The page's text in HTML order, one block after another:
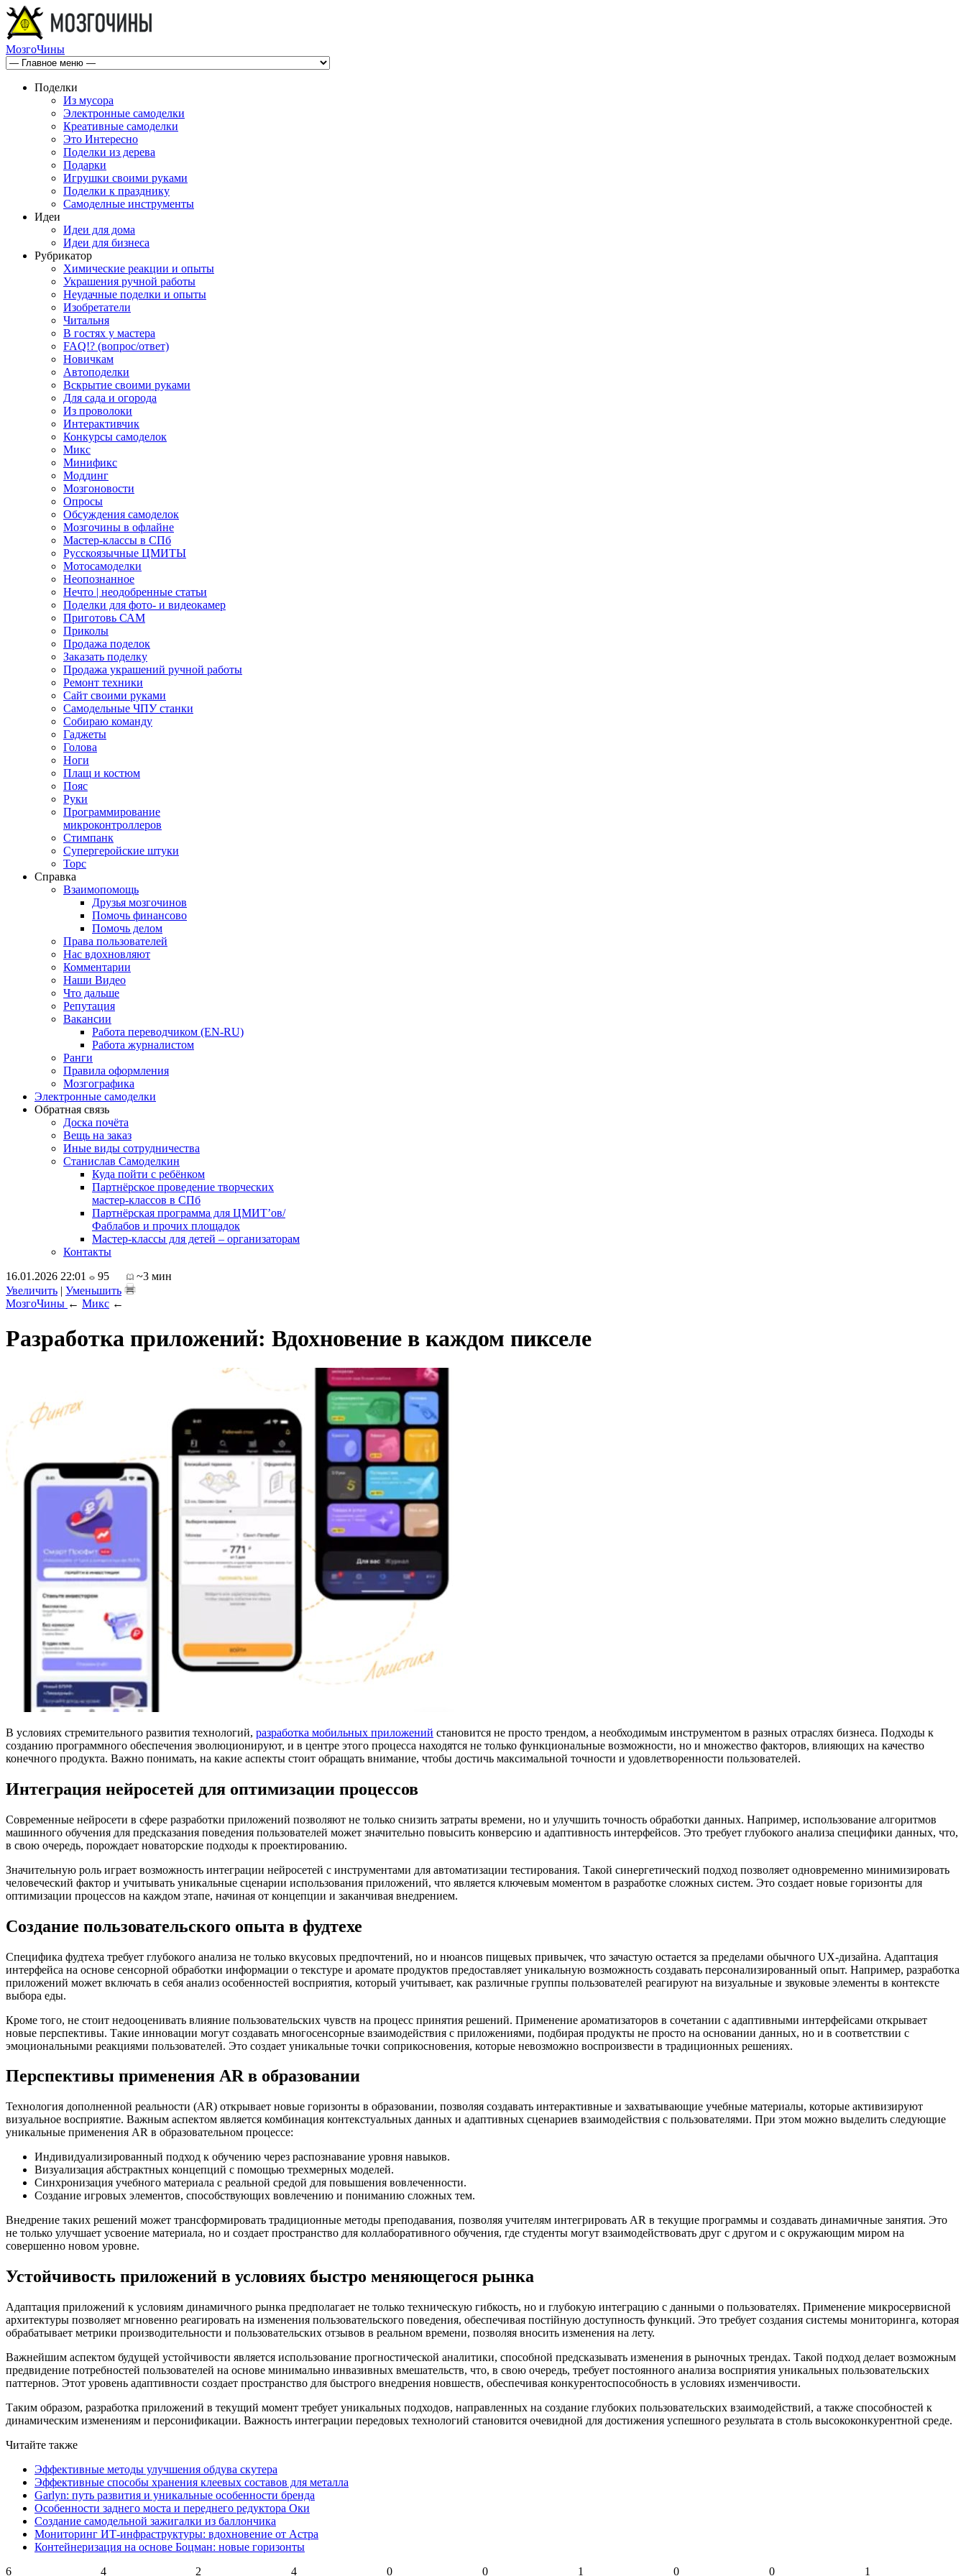
МозгоЧины
Поделки
Из мусора
Электронные самоделки
Креативные самоделки
Это Интересно
Поделки из дерева
Подарки
Игрушки своими руками
Поделки к празднику
Самоделные инструменты
Идеи
Идеи для дома
Идеи для бизнеса
Рубрикатор
Химические реакции и опыты
Украшения ручной работы
Неудачные поделки и опыты
Изобретатели
Читальня
В гостях у мастера
FAQ!? (вопрос/ответ)
Новичкам
Автоподелки
Вскрытие своими руками
Для сада и огорода
Из проволоки
Интерактивчик
Конкурсы самоделок
Микс
Минификс
Моддинг
Мозгоновости
Опросы
Обсуждения самоделок
Мозгочины в офлайне
Мастер-классы в СПб
Русскоязычные ЦМИТЫ
Мотосамоделки
Неопознанное
Нечто | неодобренные статьи
Поделки для фото- и видеокамер
Приготовь САМ
Приколы
Продажа поделок
Заказать поделку
Продажа украшений ручной работы
Ремонт техники
Сайт своими руками
Самодельные ЧПУ станки
Собираю команду
Гаджеты
Голова
Ноги
Плащ и костюм
Пояс
Руки
Программирование
микроконтроллеров
Стимпанк
Супергеройские штуки
Торс
Справка
Взаимопомощь
Друзья мозгочинов
Помочь финансово
Помочь делом
Права пользователей
Нас вдохновляют
Комментарии
Наши Видео
Что дальше
Репутация
Вакансии
Работа переводчиком (EN-RU)
Работа журналистом
Ранги
Правила оформления
Мозгографика
Электронные самоделки
Обратная связь
Доска почёта
Вещь на заказ
Иные виды сотрудничества
Станислав Самоделкин
Куда пойти с ребёнком
Партнёрское проведение творческих
мастер-классов в СПб
Партнёрская программа для ЦМИТ’ов/
Фаблабов и прочих площадок
Мастер-классы для детей – организаторам
Контакты
16.01.2026 22:01
95
~3 мин
Увеличить | Уменьшить
МозгоЧины ← Микс ←
Разработка приложений: Вдохновение в каждом пикселе
В условиях стремительного развития технологий, разработка мобильных приложений становится не просто трендом, а необходимым инструментом в разных отраслях бизнеса. Подходы к
созданию программного обеспечения эволюционируют, и в центре этого процесса находятся не только функциональные возможности, но и множество факторов, влияющих на качество
конечного продукта. Важно понимать, на какие аспекты стоит обращать внимание, чтобы достичь максимальной точности и удовлетворенности пользователей.
Интеграция нейросетей для оптимизации процессов
Современные нейросети в сфере разработки приложений позволяют не только снизить затраты времени, но и улучшить точность обработки данных. Например, использование алгоритмов
машинного обучения для предсказания поведения пользователей может значительно повысить конверсию и адаптивность интерфейсов. Это требует глубокого анализа специфики данных, что,
в свою очередь, порождает новаторские подходы к проектированию.
Значительную роль играет возможность интеграции нейросетей с инструментами для автоматизации тестирования. Такой синергетический подход позволяет одновременно минимизировать
человеческий фактор и учитывать уникальные сценарии использования приложений, что является ключевым моментом в разработке сложных систем. Это создает новые горизонты для
оптимизации процессов на каждом этапе, начиная от концепции и заканчивая внедрением.
Создание пользовательского опыта в фудтехе
Специфика фудтеха требует глубокого анализа не только вкусовых предпочтений, но и нюансов пищевых привычек, что зачастую остается за пределами обычного UX-дизайна. Адаптация
интерфейса на основе сенсорной обработки информации о текстуре и аромате продуктов предоставляет уникальную возможность создавать персонализированный опыт. Например, разработка
приложений может включать в себя анализ особенностей восприятия, который учитывает, как различные группы пользователей реагируют на визуальные и звуковые элементы в контексте
выбора еды.
Кроме того, не стоит недооценивать влияние пользовательских чувств на процесс принятия решений. Применение ароматизаторов в сочетании с адаптивными интерфейсами открывает
новые перспективы. Такие инновации могут создавать многосенсорные взаимодействия с приложениями, подбирая продукты не просто на основании данных, но и в соответствии с
эмоциональными реакциями пользователей. Это создает уникальные точки соприкосновения, которые невозможно воспроизвести в традиционных решениях.
Перспективы применения AR в образовании
Технология дополненной реальности (AR) открывает новые горизонты в образовании, позволяя создавать интерактивные и захватывающие учебные материалы, которые активизируют
визуальное восприятие. Важным аспектом является комбинация контекстуальных данных и адаптивных сценариев взаимодействия с пользователями. При этом можно выделить следующие
уникальные применения AR в образовательном процессе:
Индивидуализированный подход к обучению через распознавание уровня навыков.
Визуализация абстрактных концепций с помощью трехмерных моделей.
Синхронизация учебного материала с реальной средой для повышения вовлеченности.
Создание игровых элементов, способствующих вовлечению и пониманию сложных тем.
Внедрение таких решений может трансформировать традиционные методы преподавания, позволяя учителям интегрировать AR в текущие программы и создавать динамичные занятия. Это
не только улучшает усвоение материала, но и создает пространство для коллаборативного обучения, где студенты могут взаимодействовать друг с другом и с окружающим миром на
совершенно новом уровне.
Устойчивость приложений в условиях быстро меняющегося рынка
Адаптация приложений к условиям динамичного рынка предполагает не только техническую гибкость, но и глубокую интеграцию с данными о пользователях. Применение микросервисной
архитектуры позволяет мгновенно реагировать на изменения пользовательского поведения, обеспечивая постійную доступность функций. Это требует создания системы мониторинга, которая
обрабатывает метрики производительности и пользовательских отзывов в реальном времени, позволяя вносить изменения на лету.
Важнейшим аспектом будущей устойчивости является использование прогностической аналитики, способной предсказывать изменения в рыночных трендах. Такой подход делает возможным
предвидение потребностей пользователей на основе минимально инвазивных вмешательств, что, в свою очередь, требует постоянного анализа восприятия уникальных пользовательских
паттернов. Этот уровень адаптивности создает пространство для быстрого внедрения новшеств, обеспечивая конкурентоспособность в условиях изменчивости.
Таким образом, разработка приложений в текущий момент требует уникальных подходов, направленных на создание глубоких пользовательских взаимодействий, а также способностей к
динамическим изменениям и персонификации. Важность интеграции передовых технологий становится очевидной для достижения успешного результата в столь высококонкурентной среде.
Читайте также
Эффективные методы улучшения обдува скутера
Эффективные способы хранения клеевых составов для металла
Garlyn: путь развития и уникальные особенности бренда
Особенности заднего моста и переднего редуктора Оки
Создание самодельной зажигалки из баллончика
Мониторинг ИТ-инфраструктуры: вдохновение от Астра
Контейнеризация на основе Боцман: новые горизонты
6
4 2 4 0 0 1 0 0 1